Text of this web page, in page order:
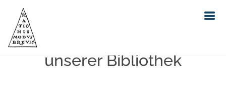
Einfache Suche im Bestand
unserer Bibliothek